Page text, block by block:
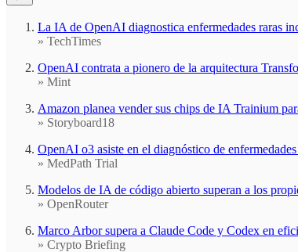
La IA de OpenAI diagnostica enfermedades raras
» TechTimes
OpenAI contrata a pionero de la arquitectura
» Mint
Amazon planea vender sus chips de IA Trainium
» Storyboard18
OpenAI o3 asiste en el diagnóstico de
» MedPath Trial
Modelos de IA de código abierto superan a los
» OpenRouter
Marco Arbor supera a Claude Code y Codex en
» Crypto Briefing